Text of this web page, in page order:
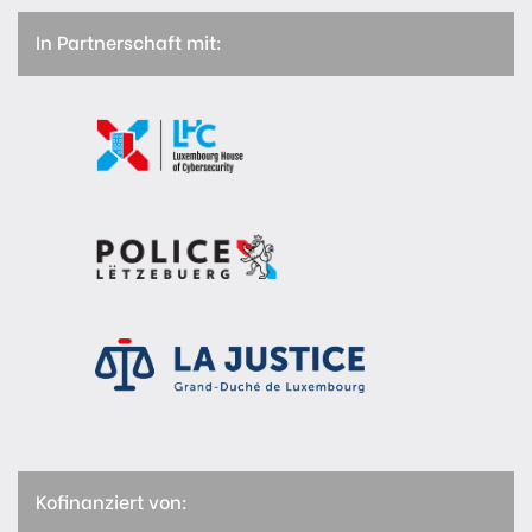
In Partnerschaft mit:
Kofinanziert von: